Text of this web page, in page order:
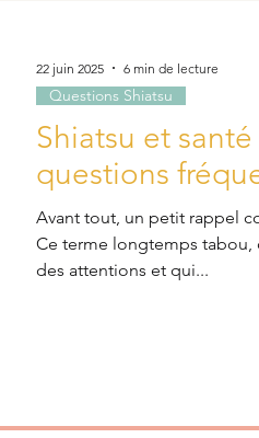
Shiatsu et
questions
Avant tout, un petit rappel concernant
Ce terme longtemps
des attentions et qui...
Questions Shiatsu
22 juin 2025 6 min de lecture